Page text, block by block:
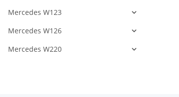
Mercedes W123
Mercedes W126
Mercedes W220